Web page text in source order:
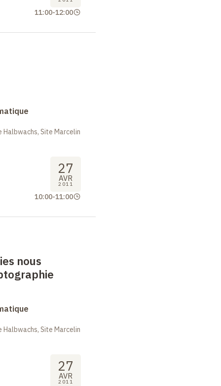
11:00-12:00
Site Marcelin
27
AVR
2011
10:00-11:00
nous
Site Marcelin
27
AVR
2011